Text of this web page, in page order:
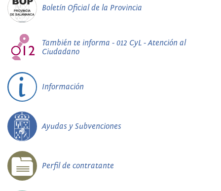
Boletín Oficial de la Provincia
También te informa - 012 CyL - Atención al
Ciudadano
Información
Ayudas y Subvenciones
Perfil de contratante